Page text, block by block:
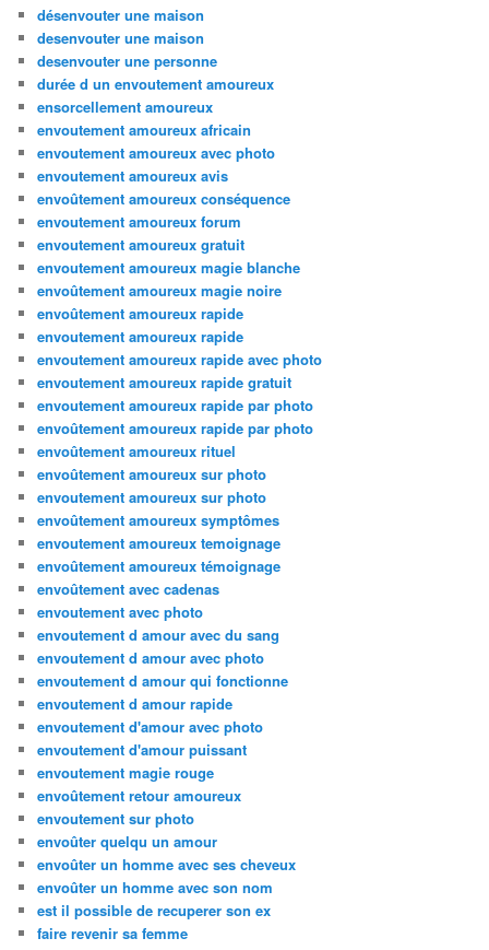
désenvouter une maison
desenvouter une maison
desenvouter une personne
durée d un envoutement amoureux
ensorcellement amoureux
envoutement amoureux africain
envoutement amoureux avec photo
envoutement amoureux avis
envoûtement amoureux conséquence
envoutement amoureux forum
envoutement amoureux gratuit
envoutement amoureux magie blanche
envoûtement amoureux magie noire
envoûtement amoureux rapide
envoutement amoureux rapide
envoutement amoureux rapide avec photo
envoutement amoureux rapide gratuit
envoutement amoureux rapide par photo
envoûtement amoureux rapide par photo
envoûtement amoureux rituel
envoûtement amoureux sur photo
envoutement amoureux sur photo
envoûtement amoureux symptômes
envoutement amoureux temoignage
envoûtement amoureux témoignage
envoûtement avec cadenas
envoutement avec photo
envoutement d amour avec du sang
envoutement d amour avec photo
envoutement d amour qui fonctionne
envoutement d amour rapide
envoutement d'amour avec photo
envoutement d'amour puissant
envoutement magie rouge
envoûtement retour amoureux
envoutement sur photo
envoûter quelqu un amour
envoûter un homme avec ses cheveux
envoûter un homme avec son nom
est il possible de recuperer son ex
faire revenir sa femme